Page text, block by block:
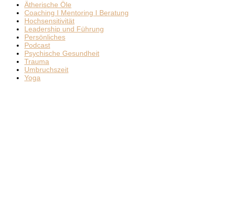
Ätherische Öle
Coaching I Mentoring I Beratung
Hochsensitivität
Leadership und Führung
Persönliches
Podcast
Psychische Gesundheit
Trauma
Umbruchszeit
Yoga